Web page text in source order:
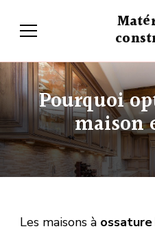
Pourquoi
maison
Les maisons à ossature